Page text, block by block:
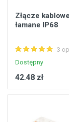
Złącze
łamane IP68
3
Dostępny
42.48 zł